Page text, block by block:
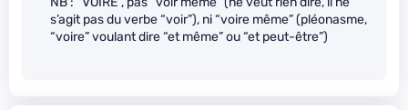
s’agit pas du verbe “voir”), ni “voire même” (pléonasme,
“voire” voulant dire “et même” ou “et peut-être”)